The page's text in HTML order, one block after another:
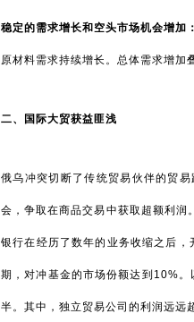
稳定的需求增长和空头市场机会增加
原材料需求持续增长。总体需求增加
二、国际大贸获益匪浅
俄乌冲突切断了传统贸易伙伴的贸
会，争取在商品交易中获取超额利润
银行在经历了数年的业务收缩之后
期，对冲基金的市场份额达到10%
半。其中，独立贸易公司的利润远远